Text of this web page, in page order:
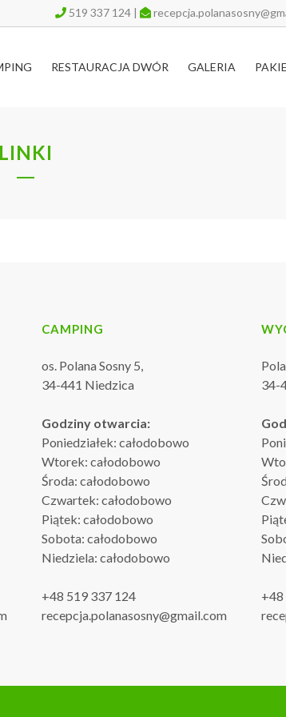
519 337 124 |
RESTAURACJA DWÓR GALERIA
LINKI
CAMPING
os. Polana Sosny 5,
34-441 Niedzica
Godziny otwarcia:
Poniedziałek: całodobowo
Wtorek: całodobowo
Środa: całodobowo
Czwartek: całodobowo
Piątek: całodobowo
Sobota: całodobowo
Niedziela: całodobowo
+48 519 337 124
recepcja.polanasosny@gmail.com
34-
+48